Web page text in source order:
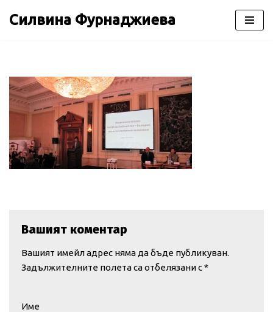
Силвина Фурнаджиева
Вашият коментар
Вашият имейл адрес няма да бъде публикуван.
Задължителните полета са отбелязани с*
Име